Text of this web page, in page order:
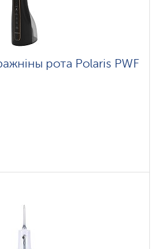
рота Polaris PWF